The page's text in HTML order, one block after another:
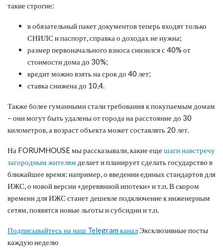
такие строгие:
в обязательный пакет документов теперь входят только
СНИЛС и паспорт, справка о доходах не нужна;
размер первоначального взноса снизился с 40% от
стоимости дома до 30%;
кредит можно взять на срок до 40 лет;
ставка снижена до 10,4.
Также более гуманными стали требования к покупаемым домам
– они могут быть удалены от города на расстояние до 30
километров, а возраст объекта может составлять 20 лет.
На FORUMHOUSE мы рассказывали, какие еще шаги навстречу
загородным жителям делает и планирует сделать государство в
ближайшее время: например, о введении единых стандартов для
ИЖС, о новой версии «деревянной ипотеки» и т.п. В скором
времени для ИЖС станет дешевле подключение к инженерным
сетям, появятся новые льготы и субсидии и т.п.
Подписывайтесь на наш Telegram каналЭксклюзивные посты
каждую неделю